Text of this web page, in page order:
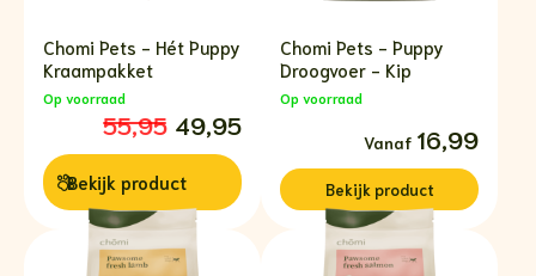
Chomi Pets - Hét Puppy
Kraampakket
Op voorraad
55,95
Oorspronkelijke
prijs
was:
49,95
Huidige
prijs
is:
Bekijk product
Chomi Pets - Puppy
Droogvoer - Kip
Op voorraad
16,99
Prijsklasse:
€16,99
tot
€69,99
Bekijk product